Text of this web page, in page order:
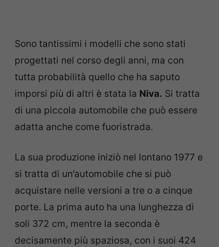
Sono tantissimi i modelli che sono stati
progettati nel corso degli anni, ma con
tutta probabilità quello che ha saputo
imporsi più di altri è stata la Niva. Si tratta
di una piccola automobile che può essere
adatta anche come fuoristrada.
La sua produzione iniziò nel lontano 1977 e
si tratta di un’automobile che si può
acquistare nelle versioni a tre o a cinque
porte. La prima auto ha una lunghezza di
soli 372 cm, mentre la seconda è
decisamente più spaziosa, con i suoi 424